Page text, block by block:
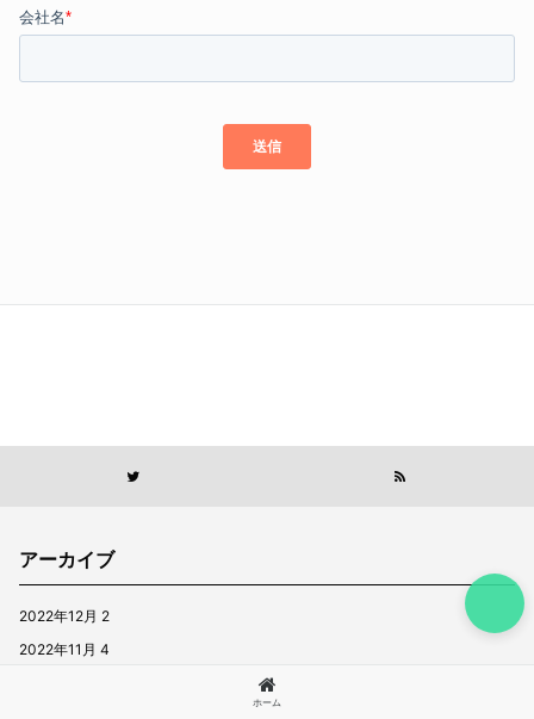
ホーム
アーカイブ
2022年12月 2
2022年11月 4